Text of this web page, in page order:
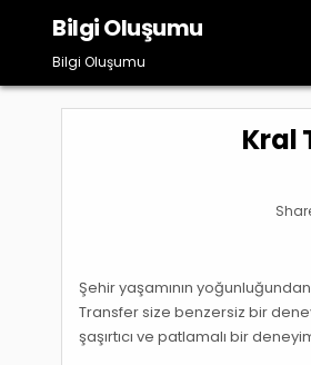
content
Bilgi Oluşumu
Bilgi Oluşumu
Kral
Şehir yaşamının
Transfer size benzersiz bir
şaşırtıcı ve patlamalı bir